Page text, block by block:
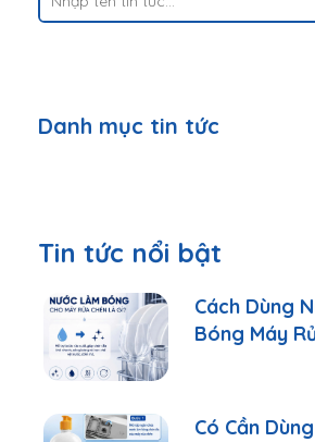
Danh mục tin tức
Tin tức nổi bật
Cách Dùng
Bóng Máy
Có Cần